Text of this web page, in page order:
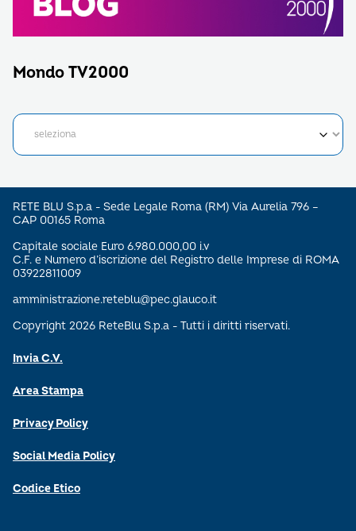
Mondo TV2000
RETE BLU S.p.a - Sede Legale Roma (RM) Via Aurelia 796 –
CAP 00165 Roma
Capitale sociale Euro 6.980.000,00 i.v
C.F. e Numero d’iscrizione del Registro delle Imprese di ROMA
03922811009
amministrazione.reteblu@pec.glauco.it
Copyright 2026 ReteBlu S.p.a - Tutti i diritti riservati.
Invia C.V.
Area Stampa
Privacy Policy
Social Media Policy
Codice Etico